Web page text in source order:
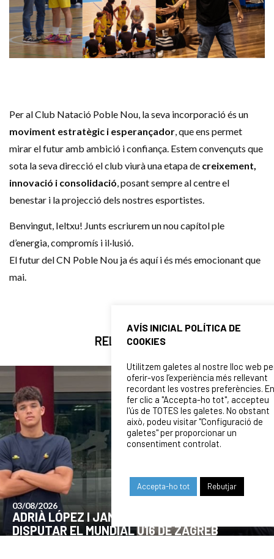
Per al Club Natació Poble Nou, la seva incorporació és un
moviment estratègic i esperançador , que ens permet
mirar el futur amb ambició i confiança. Estem convençuts que
sota la seva direcció el club viurà una etapa de creixement,
innovació i consolidació , posant sempre al centre el
benestar i la projecció dels nostres esportistes.
Benvingut, Ieltxu! Junts escriurem un nou capítol ple
d’energia, compromís i il·lusió.
El futur del CN Poble Nou ja és aquí i és més emocionant que
mai.
RELATED NEWS
24/07/2026
COMUNICAT DE LA JUNTA DIRECTIVA SOBRE
EL MOMENT ACTUAL DEL CLUB
AVÍS INICIAL POLÍTICA DE
COOKIES
Utilitzem galetes al nostre lloc web
oferir-vos l’experiència més rellevant
recordant les vostres preferències. En
fer clic a "Accepta-ho tot", accepteu
l'ús de TOTES les galetes. No obstant
això, podeu visitar "Configuració de
galetes" per proporcionar un
consentiment controlat.
Accepta-ho tot Rebutjar